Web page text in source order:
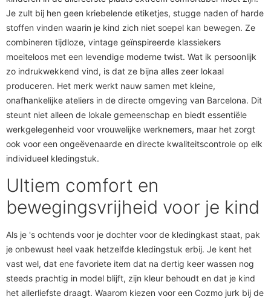
Je zult bij hen geen kriebelende etiketjes, stugge naden of harde
stoffen vinden waarin je kind zich niet soepel kan bewegen. Ze
combineren tijdloze, vintage geïnspireerde klassiekers
moeiteloos met een levendige moderne twist. Wat ik persoonlijk
zo indrukwekkend vind, is dat ze bijna alles zeer lokaal
produceren. Het merk werkt nauw samen met kleine,
onafhankelijke ateliers in de directe omgeving van Barcelona. Dit
steunt niet alleen de lokale gemeenschap en biedt essentiële
werkgelegenheid voor vrouwelijke werknemers, maar het zorgt
ook voor een ongeëvenaarde en directe kwaliteitscontrole op elk
individueel kledingstuk.
Ultiem comfort en
bewegingsvrijheid voor je kind
Als je 's ochtends voor je dochter voor de kledingkast staat, pak
je onbewust heel vaak hetzelfde kledingstuk erbij. Je kent het
vast wel, dat ene favoriete item dat na dertig keer wassen nog
steeds prachtig in model blijft, zijn kleur behoudt en dat je kind
het allerliefste draagt. Waarom kiezen voor een Cozmo jurk bij de